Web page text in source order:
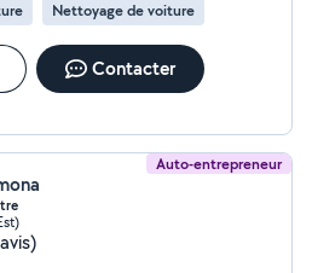
Nettoyage de voiture
Contacter
Auto-entrepreneur